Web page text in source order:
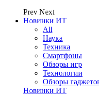
Prev Next
Новинки ИТ
All
Наука
Техника
Смартфоны
Обзоры игр
Технологии
Обзоры
Новинки ИТ